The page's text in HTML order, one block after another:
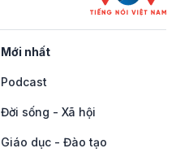
Mới nhất
Podcast
Đời sống - Xã hội
Giáo dục - Đào tạo